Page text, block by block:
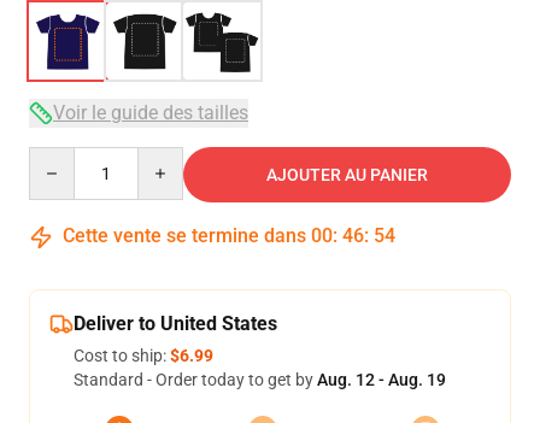
Voir le guide des tailles
AJOUTER AU PANIER
Cette vente se termine dans 00: 46: 54
Deliver to United States
Cost to ship:$6.99
Standard - Order today to get byAug. 12 - Aug. 19